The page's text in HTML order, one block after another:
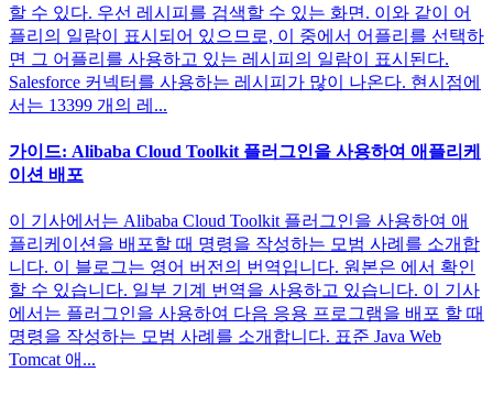
할 수 있다. 우선 레시피를 검색할 수 있는 화면. 이와 같이 어
플리의 일람이 표시되어 있으므로, 이 중에서 어플리를 선택하
면 그 어플리를 사용하고 있는 레시피의 일람이 표시된다.
Salesforce 커넥터를 사용하는 레시피가 많이 나온다. 현시점에
서는 13399 개의 레...
가이드: Alibaba Cloud Toolkit 플러그인을 사용하여 애플리케
이션 배포
이 기사에서는 Alibaba Cloud Toolkit 플러그인을 사용하여 애
플리케이션을 배포할 때 명령을 작성하는 모범 사례를 소개합
니다. 이 블로그는 영어 버전의 번역입니다. 원본은 에서 확인
할 수 있습니다. 일부 기계 번역을 사용하고 있습니다. 이 기사
에서는 플러그인을 사용하여 다음 응용 프로그램을 배포 할 때
명령을 작성하는 모범 사례를 소개합니다. 표준 Java Web
Tomcat 애...